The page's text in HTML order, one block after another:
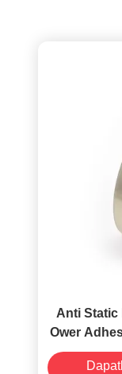
Anti Static
Ower